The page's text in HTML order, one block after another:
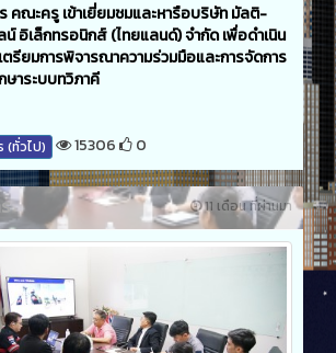
คณะครู เข้าเยี่ยมชมและหารือบริษัท มัลติ-
น์ อิเล็กทรอนิกส์ (ไทยแลนด์) จํากัด เพื่อดําเนิน
ตรียมการพิจารณาความร่วมมือและการจัดการ
ษาระบบทวิภาคี
(ทั่วไป) 15306 0
11 เดือน ที่ผ่านมา